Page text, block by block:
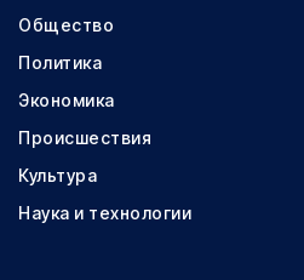
Общество
Политика
Экономика
Происшествия
Культура
Наука и технологии